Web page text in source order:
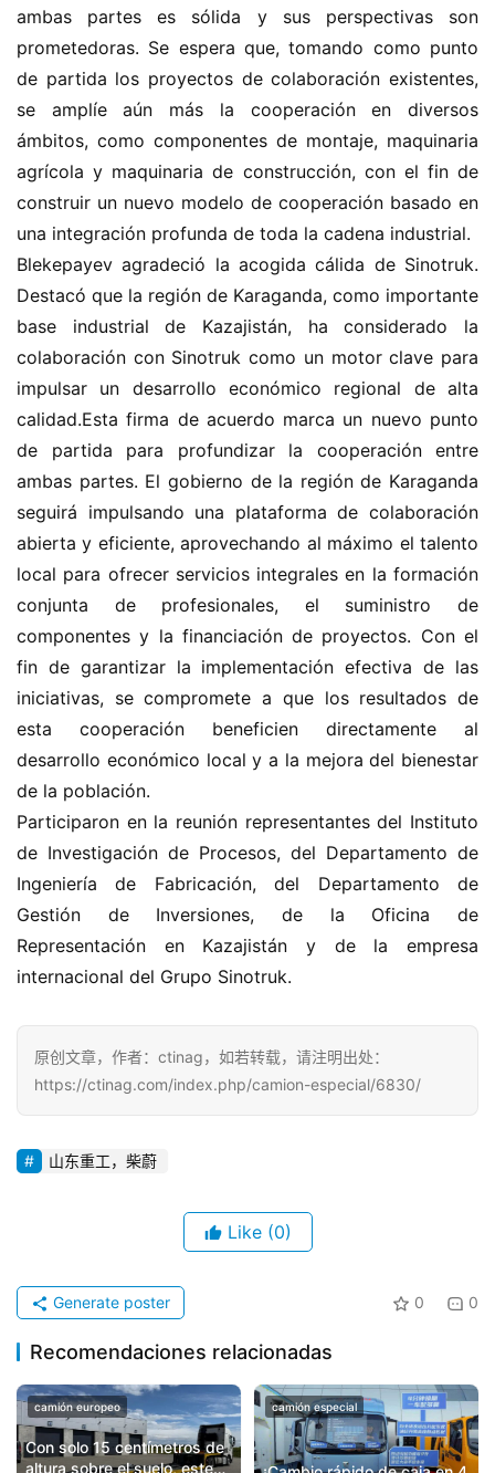
n
d
e
u
e
v
a
e
n
r
g
í
a
ambas partes es sólida y sus perspectivas son
prometedoras. Se espera que, tomando como punto
de partida los proyectos de colaboración existentes,
se amplíe aún más la cooperación en diversos
ámbitos, como componentes de montaje, maquinaria
agrícola y maquinaria de construcción, con el fin de
construir un nuevo modelo de cooperación basado en
una integración profunda de toda la cadena industrial.
Blekepayev agradeció la acogida cálida de Sinotruk.
Destacó que la región de Karaganda, como importante
base industrial de Kazajistán, ha considerado la
colaboración con Sinotruk como un motor clave para
impulsar un desarrollo económico regional de alta
calidad.Esta firma de acuerdo marca un nuevo punto
de partida para profundizar la cooperación entre
ambas partes. El gobierno de la región de Karaganda
seguirá impulsando una plataforma de colaboración
abierta y eficiente, aprovechando al máximo el talento
local para ofrecer servicios integrales en la formación
conjunta de profesionales, el suministro de
componentes y la financiación de proyectos. Con el
fin de garantizar la implementación efectiva de las
iniciativas, se compromete a que los resultados de
esta cooperación beneficien directamente al
desarrollo económico local y a la mejora del bienestar
de la población.
Participaron en la reunión representantes del Instituto
de Investigación de Procesos, del Departamento de
Ingeniería de Fabricación, del Departamento de
Gestión de Inversiones, de la Oficina de
Representación en Kazajistán y de la empresa
internacional del Grupo Sinotruk.
原创文章，作者：ctinag，如若转载，请注明出处：
https://ctinag.com/index.php/camion-especial/6830/
山东重工，柴蔚
Like (0)
0 0
Generate poster
Recomendaciones relacionadas
Con solo 15 centímetros de
altura sobre el suelo, este
camión europeo camión especial